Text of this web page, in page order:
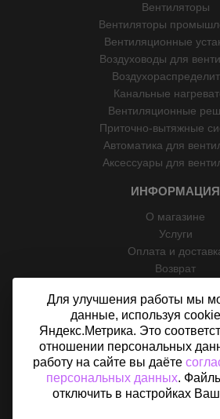
Вентиляторы
Вентиляторы
Вентиляционные
Воздуховоды для
Канальные
Вентиляционные
Приточно-вытяжные
Автоматика для
Аксессуары для
ИНФОРМАЦИЯ
О магазине
Услуги
Оплата и
Возврат
Контакты
Политика
Согласие на обработку
Карта сайта
Для улучшения работы мы
данные, используя
Яндекс.Метрика. Это
отношении персональных
работу на сайте вы даёте
персональных данных.
отключить в настройках